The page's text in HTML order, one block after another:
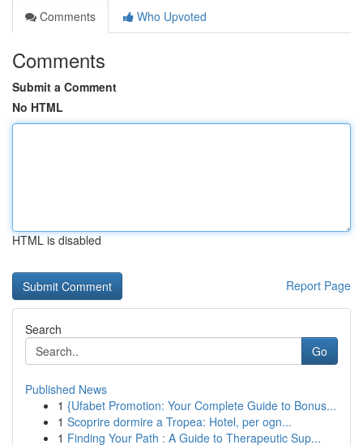
Comments
Who Upvoted
Comments
Submit a Comment
No HTML
HTML is disabled
Report Page
Search
Go
Published News
1 {Ufabet Promotion: Your Complete Guide to Bonus...
1 Scoprire dormire a Tropea: Hotel, per ogn...
1 Finding Your Path : A Guide to Therapeutic Sup...